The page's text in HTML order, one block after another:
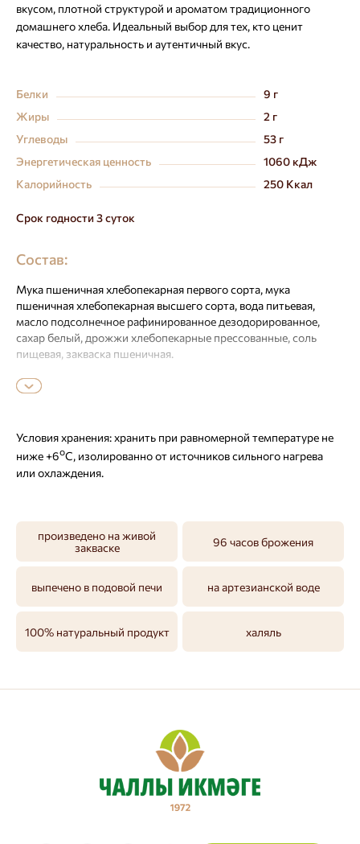
вкусом, плотной структурой и ароматом традиционного
домашнего хлеба. Идеальный выбор для тех, кто ценит
качество, натуральность и аутентичный вкус.
Белки
9 г
Жиры
2 г
Углеводы
53 г
Энергетическая ценность
1060 кДж
Калорийность
250 Ккал
Срок годности 3 суток
Состав:
Мука пшеничная хлебопекарная первого сорта, мука
пшеничная хлебопекарная высшего сорта, вода питьевая,
масло подсолнечное рафинированное дезодорированное,
сахар белый, дрожжи хлебопекарные прессованные, соль
пищевая, закваска пшеничная.
Может содержать следы продуктов переработки сои и
кунжута. Содержит глютен.
Условия хранения:хранить при равномерной температуре не
ниже +6оС, изолированно от источников сильного нагрева
или охлаждения.
произведено на живой
закваске
96 часов брожения
выпечено в подовой печи на артезианской воде
100% натуральный продукт халяль